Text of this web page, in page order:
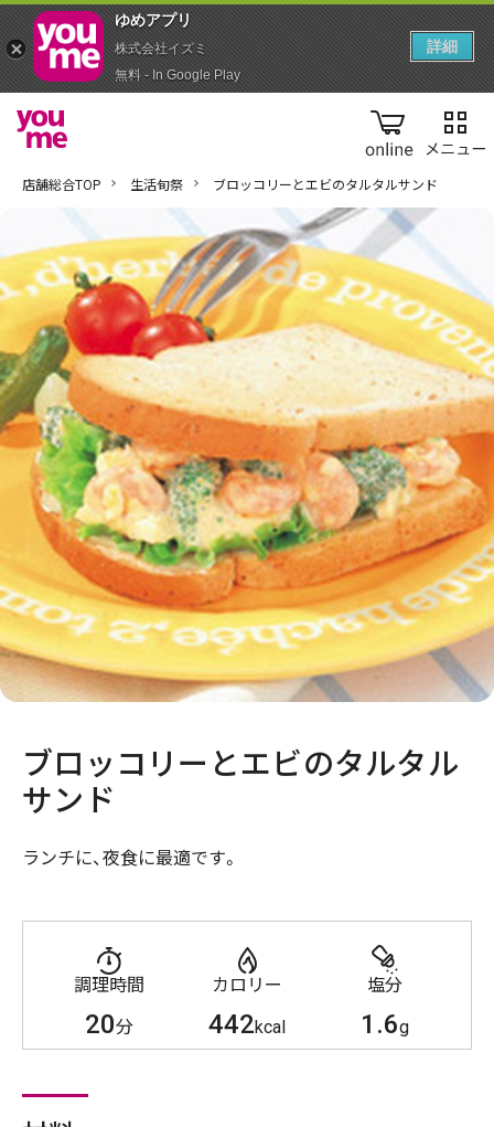
online
店舗総合TOP 生活旬祭 ブロッコリーとエビのタルタルサンド
ブロッコリーとエビのタルタル
サンド
ランチに、夜食に最適です。
調理時間
20分
カロリー
442kcal
塩分
1.6g
ゆめアプ‪リ‬
株式会社イズミ
無料 - In Google Play
詳細